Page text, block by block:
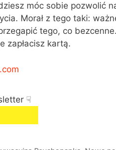
móc sobie pozwolić
Morał z tego taki:
tego, co bezcenne.
zapłacisz kartą.
☟